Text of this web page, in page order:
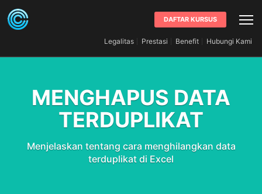
DAFTAR KURSUS
Legalitas Prestasi Benefit Hubungi Kami
MENGHAPUS DATA
TERDUPLIKAT
Menjelaskan tentang cara menghilangkan data
terduplikat di Excel